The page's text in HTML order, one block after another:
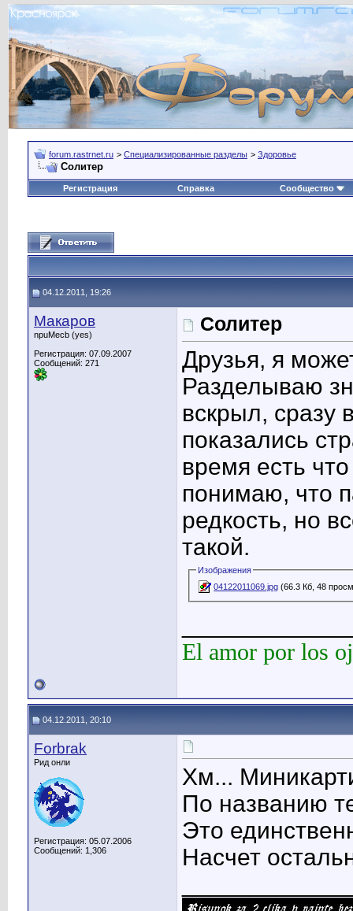
forum.rastrnet.ru > Специализированные разделы > Здоровье
Солитер
Регистрация Справка Сообщество
04.12.2011, 19:26
Макаров
npuMecb (yes)
Регистрация: 07.09.2007
Сообщений: 271
Солитер
Друзья, я
Разделываю
вскрыл, сразу
показались
время есть
понимаю, что
редкость, но
такой.
Изображения
04122011069.jpg (66.3 Кб, 48
El amor por los
04.12.2011, 20:10
Forbrak
Рид онли
Регистрация: 05.07.2006
Сообщений: 1,306
Хм...
По названию
Это
Насчет